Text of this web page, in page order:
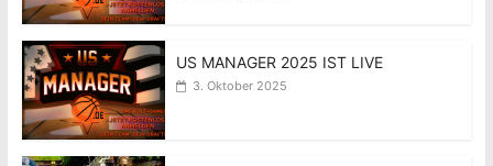
US MANAGER 2025 IST LIVE
3. Oktober 2025